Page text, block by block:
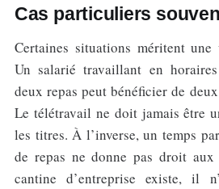
Cas particuliers
Certaines situations méritent
Un salarié travaillant en
deux repas peut bénéficier de
Le télétravail ne doit jamais être
les titres. À l’inverse, un temps
de repas ne donne pas droit aux
cantine d’entreprise existe, il